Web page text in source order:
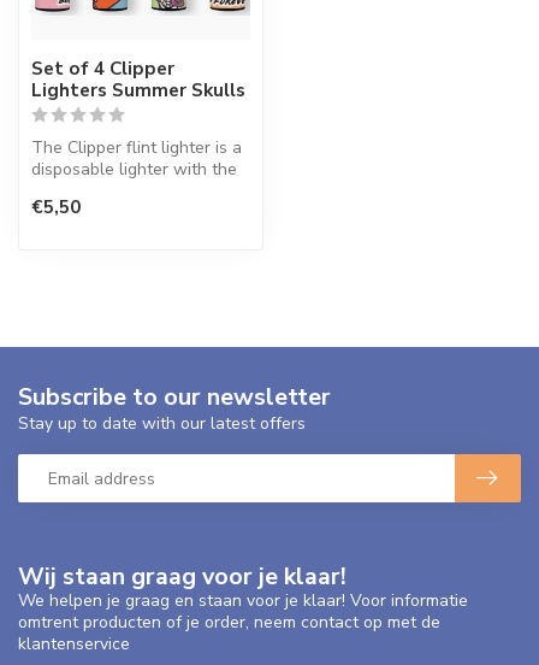
Set of 4 Clipper
Lighters Summer Skulls
The Clipper flint lighter is a
disposable lighter with the
€5,50
Wij staan graag voor je klaar!
We helpen je graag en staan voor je klaar! Voor informatie
omtrent producten of je order, neem contact op met de
klantenservice
Subscribe to our newsletter
Stay up to date with our latest offers